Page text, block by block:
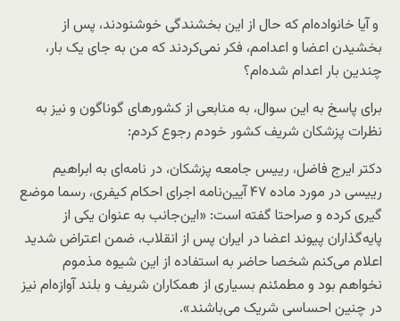
و آیا خانواده‌ام که حال از این بخشندگی خوشنودند، پس از
بخشیدن اعضا و اعدامم، فکر نمی‌کردند که من به جای یک بار،
چندین بار اعدام شده‌ام؟
برای پاسخ به این سوال، به منابعی از کشورهای گوناگون و نیز به
نظرات پزشکان شریف کشور خودم رجوع کردم:
دکتر ایرج فاضل، رییس جامعه پزشکان، در نامه‌ای به ابراهیم
رییسی در مورد ماده ۴۷ آیین‌نامه اجرای احکام کیفری، رسما موضع
گیری کرده و صراحتا گفته است: «این‌جانب به عنوان یکی‌ از
پایه‌گذاران پیوند اعضا در ایران پس از انقلاب، ضمن اعتراض شدید
اعلام می‌کنم شخصا حاضر به استفاده از این شیوه مذموم
نخواهم بود و مطمئنم بسیاری از همکاران شریف و بلند آوازه‌ام نیز
در چنین احساسی‌ شریک می‌باشند».